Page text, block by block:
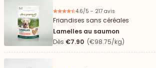
4.6/5 - 217 avis
Friandises sans céréales
Lamelles au saumon
Dès €7.90 (€98.75/kg)